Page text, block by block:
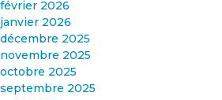
février 2026
janvier 2026
décembre 2025
novembre 2025
octobre 2025
septembre 2025